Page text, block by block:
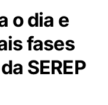
o dia e
fases
SEREP